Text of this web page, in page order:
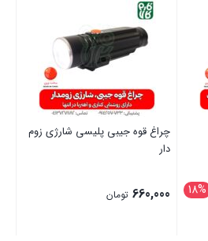
18%
چراغ قوه جیبی پلیسی شارژی زوم
دار
660,000 تومان